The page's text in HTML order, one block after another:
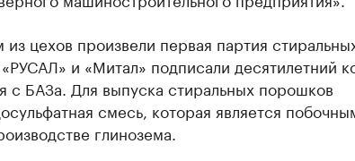
из цехов произвели первая партия
и «Митал» подписали десятилетний
c БАЗа. Для выпуска стиральных порошков
смесь, которая является
глинозема.